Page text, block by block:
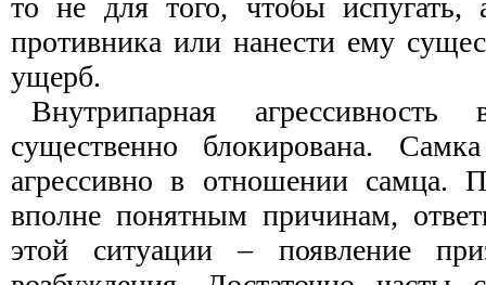
то не для того, чтобы испугать,
противника или нанести ему
ущерб.
Внутрипарная
существенно блокирована.
агрессивно в отношении самца.
вполне понятным причинам,
этой ситуации – появление